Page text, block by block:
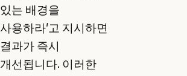
있는 배경을
사용하라'고 지시하면
결과가 즉시
개선됩니다. 이러한